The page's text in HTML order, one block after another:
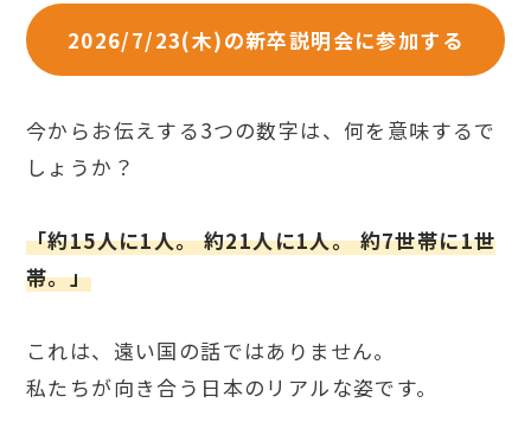
2026/7/23(木)の新卒説明会に参加する
今からお伝えする3つの数字は、何を意味するで
しょうか？
「約15人に1人。 約21人に1人。 約7世帯に1世
帯。」
これは、遠い国の話ではありません。
私たちが向き合う日本のリアルな姿です。